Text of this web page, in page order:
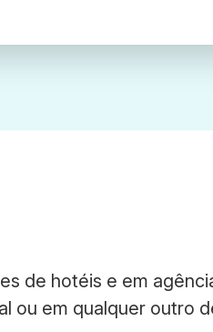
de hotéis e em
ou em qualquer outro